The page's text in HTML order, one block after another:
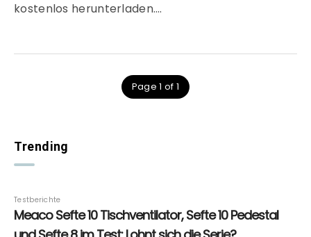
kostenlos herunterladen….
Page 1 of 1
Trending